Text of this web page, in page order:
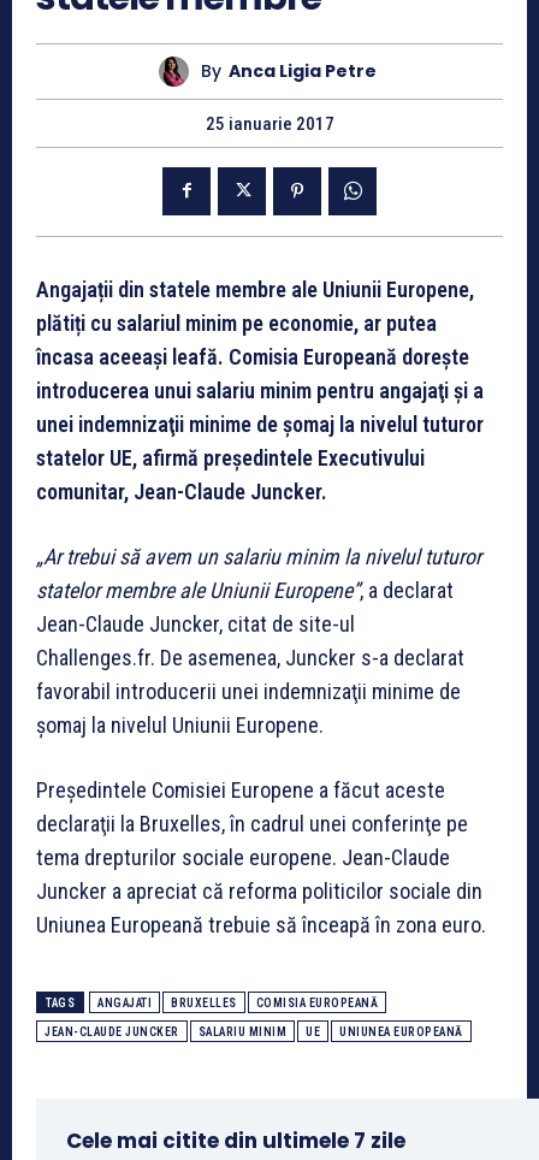
By Anca Ligia Petre
25 ianuarie 2017
Angajații din statele membre ale Uniunii Europene,
plătiți cu salariul minim pe economie, ar putea
încasa aceeași leafă. Comisia Europeană doreşte
introducerea unui salariu minim pentru angajaţi şi a
unei indemnizaţii minime de şomaj la nivelul tuturor
statelor UE, afirmă președintele Executivului
comunitar, Jean-Claude Juncker.
„Ar trebui să avem un salariu minim la nivelul tuturor
statelor membre ale Uniunii Europene”, a declarat
Jean-Claude Juncker, citat de site-ul
Challenges.fr. De asemenea, Juncker s-a declarat
favorabil introducerii unei indemnizaţii minime de
şomaj la nivelul Uniunii Europene.
Preşedintele Comisiei Europene a făcut aceste
declaraţii la Bruxelles, în cadrul unei conferinţe pe
tema drepturilor sociale europene. Jean-Claude
Juncker a apreciat că reforma politicilor sociale din
Uniunea Europeană trebuie să înceapă în zona euro.
TAGS ANGAJATI BRUXELLES COMISIA EUROPEANĂ
JEAN-CLAUDE JUNCKER SALARIU MINIM UE UNIUNEA EUROPEANĂ
Cele mai citite din ultimele 7 zile